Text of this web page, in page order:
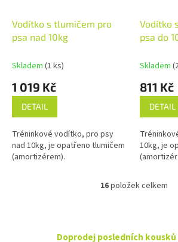
Vodítko s tlumičem pro
psa nad 10kg
Skladem (1 ks)
1 019 Kč
DETAIL
Tréninkové vodítko, pro psy
nad 10kg, je opatřeno tlumičem
(amortizérem).
Vodítko
psa do
Skladem
811 Kč
DETAIL
10kg, je
O
d
16položek celkem
Doprodej posledních kousků